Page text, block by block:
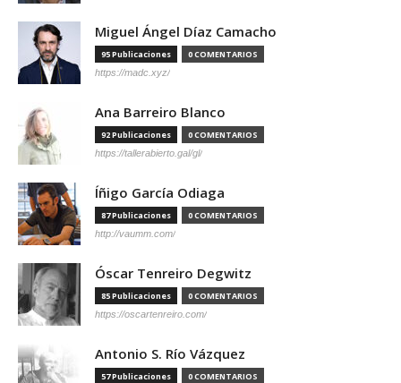
Miguel Ángel Díaz Camacho
95 Publicaciones 0 COMENTARIOS
https://madc.xyz/
Ana Barreiro Blanco
92 Publicaciones 0 COMENTARIOS
https://tallerabierto.gal/gl/
Íñigo García Odiaga
87 Publicaciones 0 COMENTARIOS
http://vaumm.com/
Óscar Tenreiro Degwitz
85 Publicaciones 0 COMENTARIOS
https://oscartenreiro.com/
Antonio S. Río Vázquez
57 Publicaciones 0 COMENTARIOS